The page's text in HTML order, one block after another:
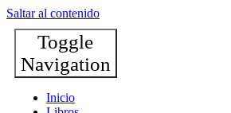
Saltar al contenido
Toggle
Navigation
Inicio